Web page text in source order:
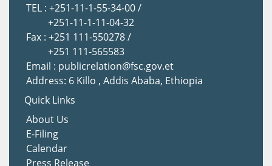
TEL : +251-11-1-55-34-00 /
+251-11-1-11-04-32
Fax : +251 111-550278 /
+251 111-565583
Email : publicrelation@fsc.gov.et
Address: 6 Killo , Addis Ababa, Ethiopia
Quick Links
About Us
E-Filing
Calendar
Press Release